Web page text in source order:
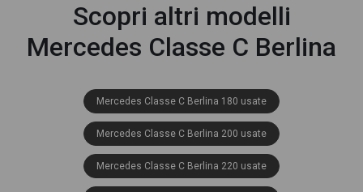
Scopri altri modelli
Mercedes Classe C Berlina
Mercedes Classe C Berlina 180 usate
Mercedes Classe C Berlina 200 usate
Mercedes Classe C Berlina 220 usate